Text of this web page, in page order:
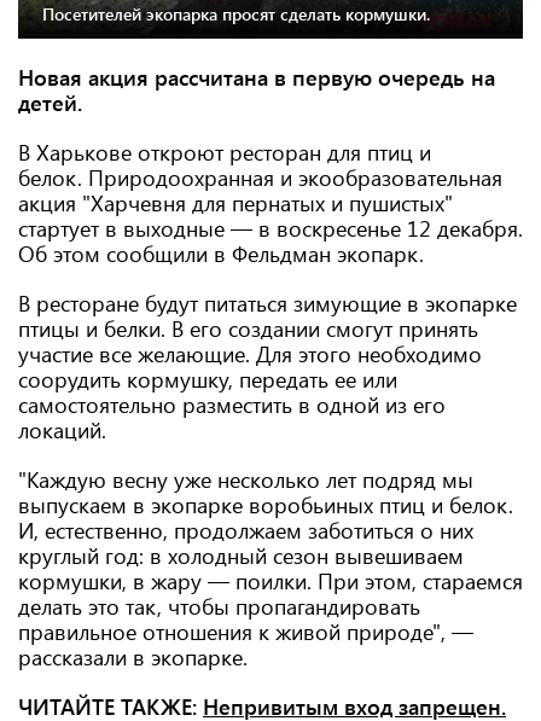
Посетителей экопарка просят сделать кормушки.
Новая акция рассчитана в первую очередь на
детей.
В Харькове откроют ресторан для птиц и
белок. Природоохранная и экообразовательная
акция "Харчевня для пернатых и пушистых"
стартует в выходные — в воскресенье 12 декабря.
Об этом сообщили в Фельдман экопарк.
В ресторане будут питаться зимующие в экопарке
птицы и белки. В его создании смогут принять
участие все желающие. Для этого необходимо
соорудить кормушку, передать ее или
самостоятельно разместить в одной из его
локаций.
"Каждую весну уже несколько лет подряд мы
выпускаем в экопарке воробьиных птиц и белок.
И, естественно, продолжаем заботиться о них
круглый год: в холодный сезон вывешиваем
кормушки, в жару — поилки. При этом, стараемся
делать это так, чтобы пропагандировать
правильное отношения к живой природе", —
рассказали в экопарке.
ЧИТАЙТЕ ТАКЖЕ: Непривитым вход запрещен.